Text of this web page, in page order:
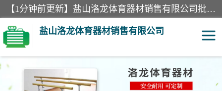
【1分钟前更新】盐山洛龙体育器材销售有限公司批量供应：300米障碍器材、400米障碍器材、部队训练器材、双杠、体操垫、舞蹈把杆等产品。盐山洛龙体育器材销售有限公司经过多年的发展，集研发，生产，销售，售后服务为一体. 奉行“质量，信誉，服务”的宗旨，以开拓创新的精神和真诚守信的态度积极进取。
盐山洛龙体育器材销售有限公司
单双杠 舞蹈把杆